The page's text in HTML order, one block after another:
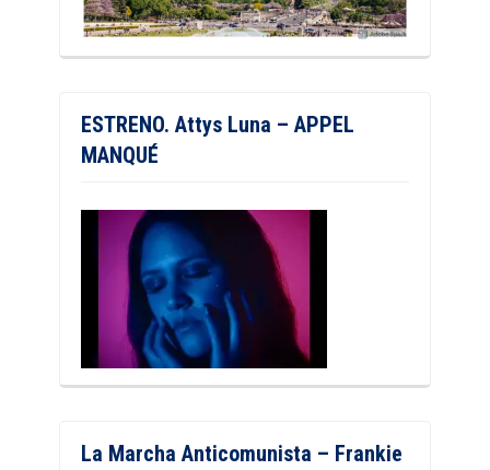
ESTRENO. Attys Luna – APPEL
MANQUÉ
La Marcha Anticomunista – Frankie